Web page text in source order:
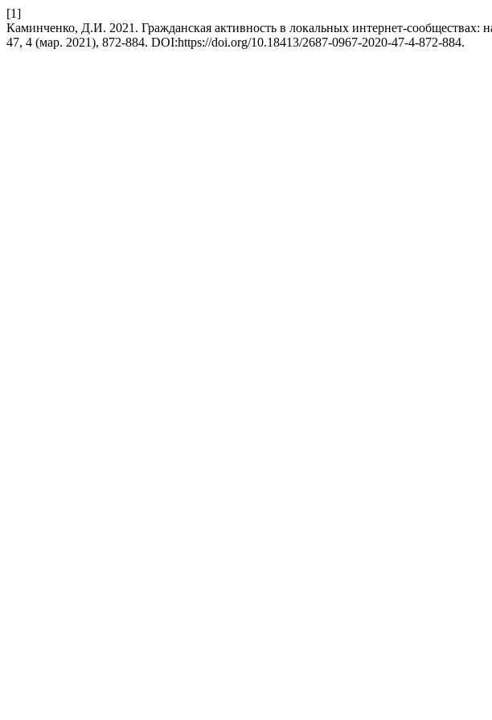
[1]
Каминченко, Д.И. 2021. Гражданская активность в локальных интернет-
47, 4 (мар. 2021), 872-884. DOI:https://doi.org/10.18413/2687-0967-2020-47-4-872-884.